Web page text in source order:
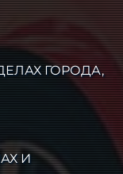
ГОРОДА,
И